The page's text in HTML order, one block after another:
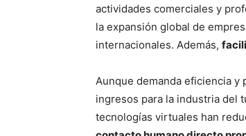
actividades comerciales y
la expansión global de
internacionales. Además,
Aunque demanda eficiencia
ingresos para la industria del
tecnologías virtuales han